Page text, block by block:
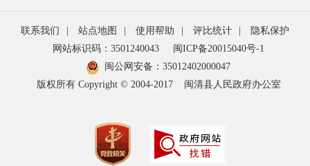
联系我们 站点地图 使用帮助 评比统计
隐私保护
网站标识码：3501240043
闽ICP备20015040号-1
闽公网安备： 35012402000047
版权所有 Copyright © 2004-2017
闽清县人民政府办公室